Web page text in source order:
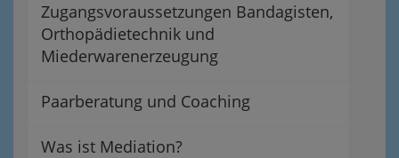
Zugangsvoraussetzungen Bandagisten,
Orthopädietechnik und
Miederwarenerzeugung
Paarberatung und Coaching
Was ist Mediation?